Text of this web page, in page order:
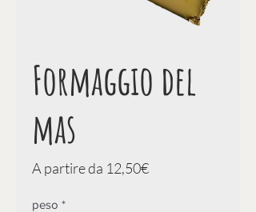
Formaggio del
mas
A partire da 12,50€Prezzo
peso *